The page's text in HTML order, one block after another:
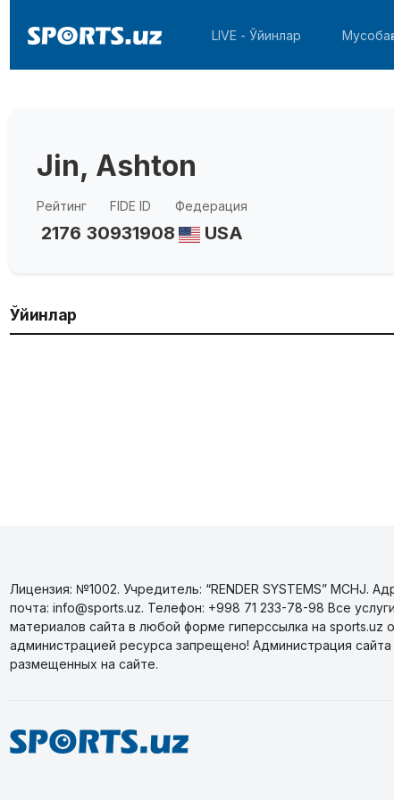
LIVE - Ўйинлар
Jin, Ashton
Рейтинг
2176
FIDE ID
30931908
Федерация
USA
Ўйинлар
Лицензия: №1002. Учредитель: “RENDER SYSTEMS” MCHJ.
почта: info@sports.uz. Телефон: +998 71 233-78-98 Все
материалов сайта в любой форме гиперссылка на sports.uz
администрацией ресурса запрещено! Администрация
размещенных на сайте.